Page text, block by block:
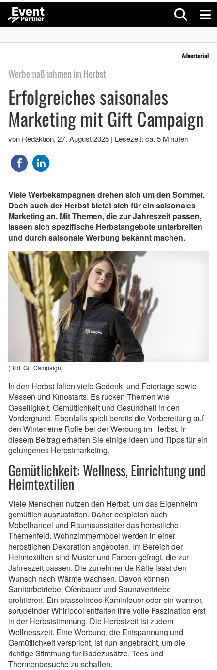
Advertorial
Werbemaßnahmen im Herbst
Erfolgreiches saisonales
Marketing mit Gift Campaign
von Redaktion, 27. August 2025 | Lesezeit: ca. 5 Minuten
Viele Werbekampagnen drehen sich um den Sommer.
Doch auch der Herbst bietet sich für ein saisonales
Marketing an. Mit Themen, die zur Jahreszeit passen,
lassen sich spezifische Herbstangebote unterbreiten
und durch saisonale Werbung bekannt machen.
(Bild: Gift Campaign)
In den Herbst fallen viele Gedenk- und Feiertage sowie
Messen und Kinostarts. Es rücken Themen wie
Geselligkeit, Gemütlichkeit und Gesundheit in den
Vordergrund. Ebenfalls spielt bereits die Vorbereitung auf
den Winter eine Rolle bei der Werbung im Herbst. In
diesem Beitrag erhalten Sie einige Ideen und Tipps für ein
gelungenes Herbstmarketing.
Gemütlichkeit: Wellness, Einrichtung und
Heimtextilien
Viele Menschen nutzen den Herbst, um das Eigenheim
gemütlich auszustatten. Daher bespielen auch
Möbelhandel und Raumausstatter das herbstliche
Themenfeld. Wohnzimmermöbel werden in einer
herbstlichen Dekoration angeboten. Im Bereich der
Heimtextilien sind Muster und Farben gefragt, die zur
Jahreszeit passen. Die zunehmende Kälte lässt den
Wunsch nach Wärme wachsen. Davon können
Sanitärbetriebe, Ofenbauer und Saunavertriebe
profitieren. Ein prasselndes Kaminfeuer oder ein warmer,
sprudelnder Whirlpool entfalten ihre volle Faszination erst
in der Herbststimmung. Die Herbstzeit ist zudem
Wellnesszeit. Eine Werbung, die Entspannung und
Gemütlichkeit verspricht, ist nun angebracht, um die
richtige Stimmung für Badezusätze, Tees und
Thermenbesuche zu schaffen.